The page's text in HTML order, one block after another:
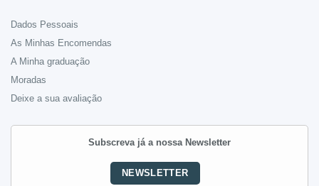
Dados Pessoais
As Minhas Encomendas
A Minha graduação
Moradas
Deixe a sua avaliação
Subscreva já a nossa Newsletter
NEWSLETTER